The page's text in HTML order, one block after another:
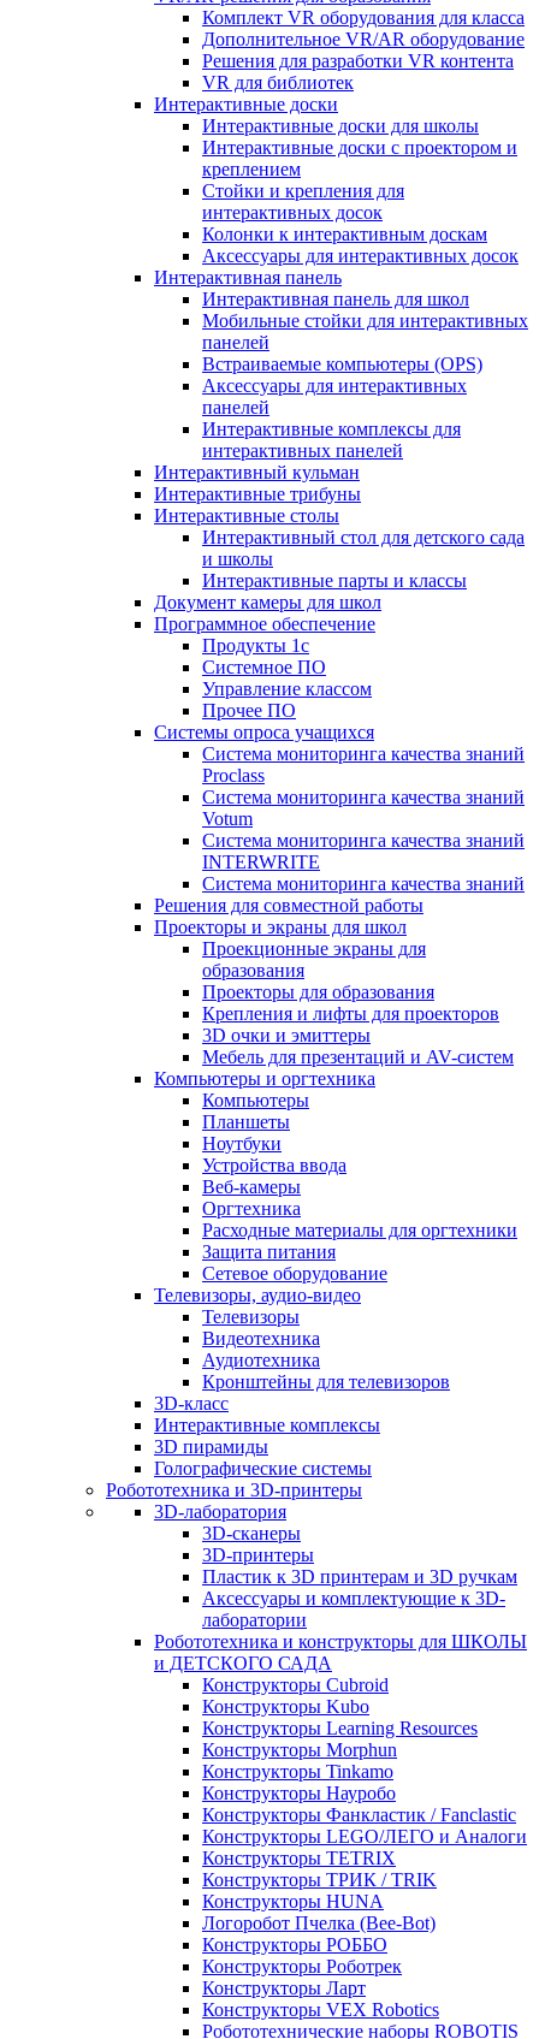
Комплект VR оборудования для класса
Дополнительное VR/AR оборудование
Решения для разработки VR контента
VR для библиотек
Интерактивные доски
Интерактивные доски для школы
Интерактивные доски с проектором и
креплением
Стойки и крепления для
интерактивных досок
Колонки к интерактивным доскам
Аксессуары для интерактивных досок
Интерактивная панель
Интерактивная панель для школ
Мобильные стойки для интерактивных
панелей
Встраиваемые компьютеры (OPS)
Аксессуары для интерактивных
панелей
Интерактивные комплексы для
интерактивных панелей
Интерактивный кульман
Интерактивные трибуны
Интерактивные столы
Интерактивный стол для детского сада
и школы
Интерактивные парты и классы
Документ камеры для школ
Программное обеспечение
Продукты 1с
Системное ПО
Управление классом
Прочее ПО
Системы опроса учащихся
Система мониторинга качества знаний
Proclass
Система мониторинга качества знаний
Votum
Система мониторинга качества знаний
INTERWRITE
Система мониторинга качества знаний
Решения для совместной работы
Проекторы и экраны для школ
Проекционные экраны для
образования
Проекторы для образования
Крепления и лифты для проекторов
3D очки и эмиттеры
Мебель для презентаций и AV-систем
Компьютеры и оргтехника
Компьютеры
Планшеты
Ноутбуки
Устройства ввода
Веб-камеры
Оргтехника
Расходные материалы для оргтехники
Защита питания
Сетевое оборудование
Телевизоры, аудио-видео
Телевизоры
Видеотехника
Аудиотехника
Кронштейны для телевизоров
3D-класс
Интерактивные комплексы
3D пирамиды
Голографические системы
Робототехника и 3D-принтеры
3D-лаборатория
3D-сканеры
3D-принтеры
Пластик к 3D принтерам и 3D ручкам
Аксессуары и комплектующие к 3D-
лаборатории
Робототехника и конструкторы для ШКОЛЫ
и ДЕТСКОГО САДА
Конструкторы Cubroid
Конструкторы Kubo
Конструкторы Learning Resources
Конструкторы Morphun
Конструкторы Tinkamo
Конструкторы Науробо
Конструкторы Фанкластик / Fanclastic
Конструкторы LEGO/ЛЕГО и Аналоги
Конструкторы TETRIX
Конструкторы ТРИК / TRIK
Конструкторы HUNA
Логоробот Пчелка (Bee-Bot)
Конструкторы РОББО
Конструкторы Роботрек
Конструкторы Ларт
Конструкторы VEX Robotics
Робототехнические наборы ROBOTIS